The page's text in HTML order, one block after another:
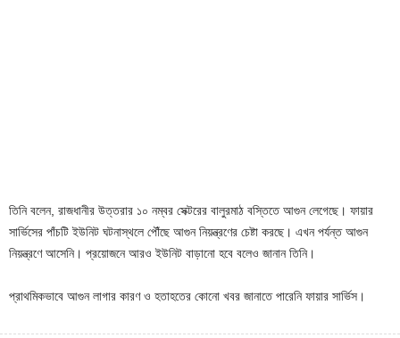
তিনি বলেন, রাজধানীর উত্তরার ১০ নম্বর সেক্টরের বালুরমাঠ বস্তিতে আগুন লেগেছে। ফায়ার
সার্ভিসের পাঁচটি ইউনিট ঘটনাস্থলে পৌঁছে আগুন নিয়ন্ত্রণের চেষ্টা করছে। এখন পর্যন্ত আগুন
নিয়ন্ত্রণে আসেনি। প্রয়োজনে আরও ইউনিট বাড়ানো হবে বলেও জানান তিনি।
প্রাথমিকভাবে আগুন লাগার কারণ ও হতাহতের কোনো খবর জানাতে পারেনি ফায়ার সার্ভিস।